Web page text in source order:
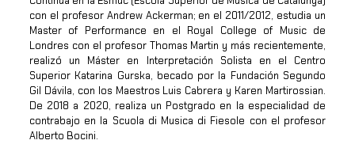
con el profesor Andrew Ackerman; en el 2011/2012, estudia un
Master of Performance en el Royal College of Music de
Londres con el profesor Thomas Martin y más recientemente,
realizó un Máster en Interpretación Solista en el Centro
Superior Katarina Gurska, becado por la Fundación Segundo
Gil Dávila, con los Maestros Luis Cabrera y Karen Martirossian.
De 2018 a 2020, realiza un Postgrado en la especialidad de
contrabajo en la Scuola di Musica di Fiesole con el profesor
Alberto Bocini.